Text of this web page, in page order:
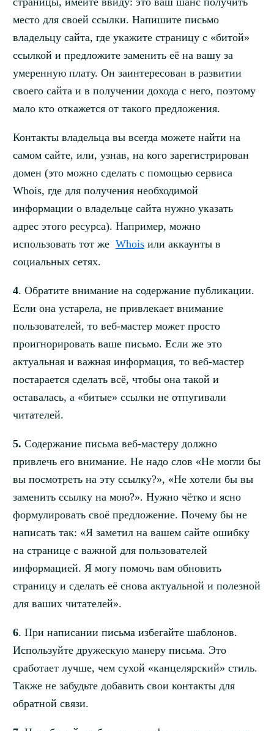
место для своей ссылки. Напишите письмо
владельцу сайта, где укажите страницу с «битой»
ссылкой и предложите заменить её на вашу за
умеренную плату. Он заинтересован в развитии
своего сайта и в получении дохода с него, поэтому
мало кто откажется от такого предложения.
Контакты владельца вы всегда можете найти на
самом сайте, или, узнав, на кого зарегистрирован
домен (это можно сделать с помощью сервиса
Whois, где для получения необходимой
информации о владельце сайта нужно указать
адрес этого ресурса). Например, можно
использовать тот же Whoisили аккаунты в
социальных сетях.
4. Обратите внимание на содержание публикации.
Если она устарела, не привлекает внимание
пользователей, то веб-мастер может просто
проигнорировать ваше письмо. Если же это
актуальная и важная информация, то веб-мастер
постарается сделать всё, чтобы она такой и
оставалась, а «битые» ссылки не отпугивали
читателей.
5. Содержание письма веб-мастеру должно
привлечь его внимание. Не надо слов «Не могли бы
вы посмотреть на эту ссылку?», «Не хотели бы вы
заменить ссылку на мою?». Нужно чётко и ясно
формулировать своё предложение. Почему бы не
написать так: «Я заметил на вашем сайте ошибку
на странице с важной для пользователей
информацией. Я могу помочь вам обновить
страницу и сделать её снова актуальной и полезной
для ваших читателей».
6. При написании письма избегайте шаблонов.
Используйте дружескую манеру письма. Это
сработает лучше, чем сухой «канцелярский» стиль.
Также не забудьте добавить свои контакты для
обратной связи.